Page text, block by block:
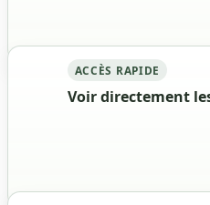
ACCÈS RAPIDE
Voir directement